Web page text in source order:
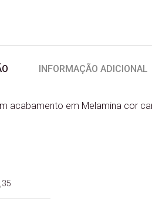
INFORMAÇÃO ADICIONAL
acabamento em Melamina cor